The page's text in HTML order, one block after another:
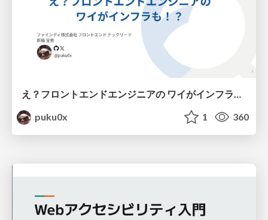
え？フロントエンドエンジニアの ワイがインフラも！？
puku0x
1 360